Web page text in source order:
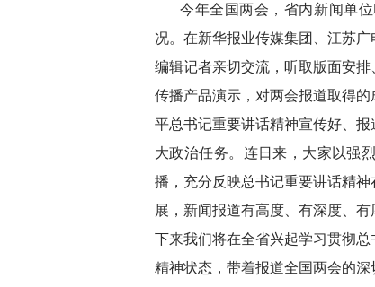
今年全国两会，省内新闻单
况。在新华报业传媒集团、江苏
编辑记者亲切交流，听取版面安
传播产品演示，对两会报道取得
平总书记重要讲话精神宣传好、
大政治任务。连日来，大家以强
播，充分反映总书记重要讲话精
展，新闻报道有高度、有深度、
下来我们将在全省兴起学习贯彻
精神状态，带着报道全国两会的